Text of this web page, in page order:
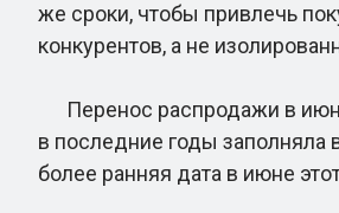
же сроки, чтобы привлечь
конкурентов, а не
Перенос распродажи в
в последние годы заполняла
более ранняя дата в июне